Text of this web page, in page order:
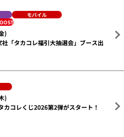
モバイル
)
社「タカコレ福引大抽選会」ブース出
)
カコレくじ2026第2弾がスタート！